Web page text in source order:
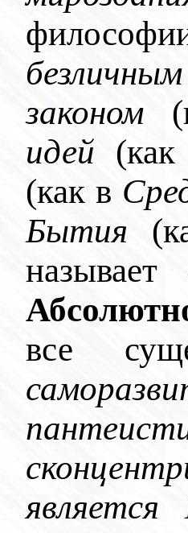
законом
идей
(как в
Бытия
все